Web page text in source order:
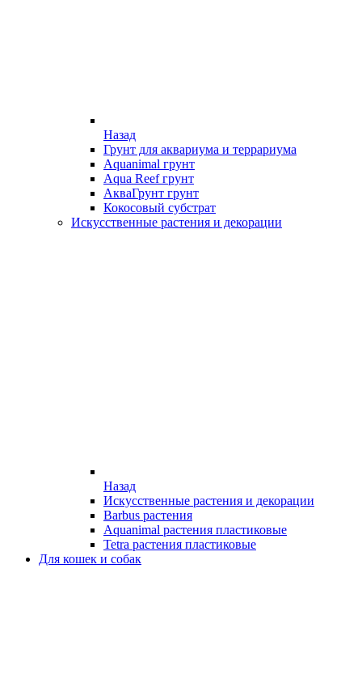
Назад
Грунт для аквариума и террариума
Aquanimal грунт
Aqua Reef грунт
АкваГрунт грунт
Кокосовый субстрат
Искусственные растения и декорации
Назад
Искусственные растения и декорации
Barbus растения
Aquanimal растения пластиковые
Tetra растения пластиковые
Для кошек и собак